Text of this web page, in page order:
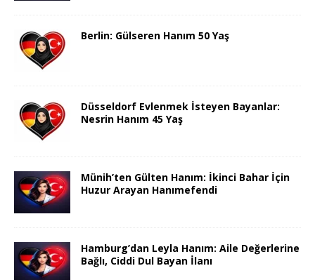
Berlin: Gülseren Hanım 50 Yaş
Düsseldorf Evlenmek İsteyen Bayanlar:
Nesrin Hanım 45 Yaş
Münih’ten Gülten Hanım: İkinci Bahar İçin
Huzur Arayan Hanımefendi
Hamburg’dan Leyla Hanım: Aile Değerlerine
Bağlı, Ciddi Dul Bayan İlanı